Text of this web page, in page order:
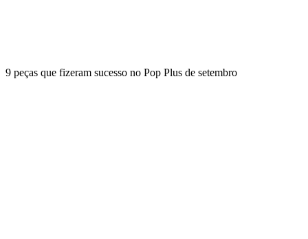
9 peças que fizeram sucesso no Pop Plus de setembro